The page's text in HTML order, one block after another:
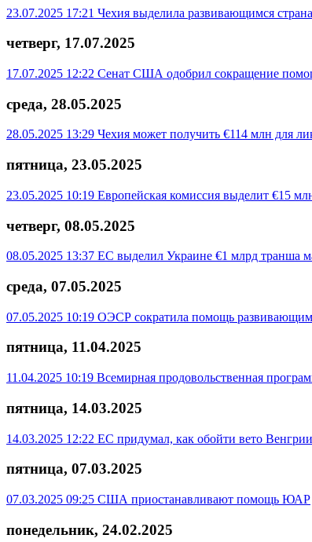
23.07.2025 17:21 Чехия выделила развивающимся
четверг, 17.07.2025
17.07.2025 12:22 Сенат США одобрил сокращение
среда, 28.05.2025
28.05.2025 13:29 Чехия может получить €114 млн для
пятница, 23.05.2025
23.05.2025 10:19 Европейская комиссия выделит €15
четверг, 08.05.2025
08.05.2025 13:37 ЕС выделил Украине €1 млрд транша
среда, 07.05.2025
07.05.2025 10:19 ОЭСР сократила помощь
пятница, 11.04.2025
11.04.2025 10:19 Всемирная продовольственная
пятница, 14.03.2025
14.03.2025 12:22 ЕС придумал, как обойти вето
пятница, 07.03.2025
07.03.2025 09:25 США приостанавливают помощь ЮАР
понедельник, 24.02.2025